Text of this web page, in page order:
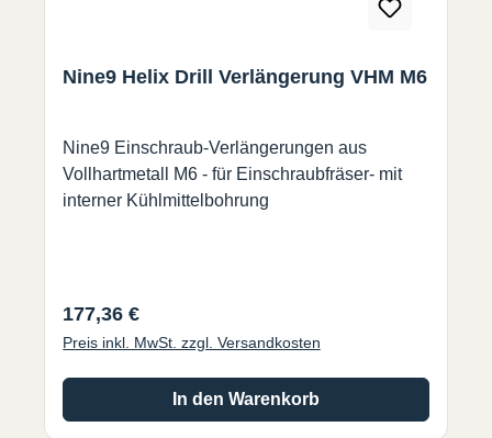
Nine9 Helix Drill Verlängerung VHM M6
Nine9 Einschraub-Verlängerungen aus
Vollhartmetall M6 - für Einschraubfräser- mit
interner Kühlmittelbohrung
Regulärer Preis:
177,36 €
Preis inkl. MwSt. zzgl. Versandkosten
In den Warenkorb